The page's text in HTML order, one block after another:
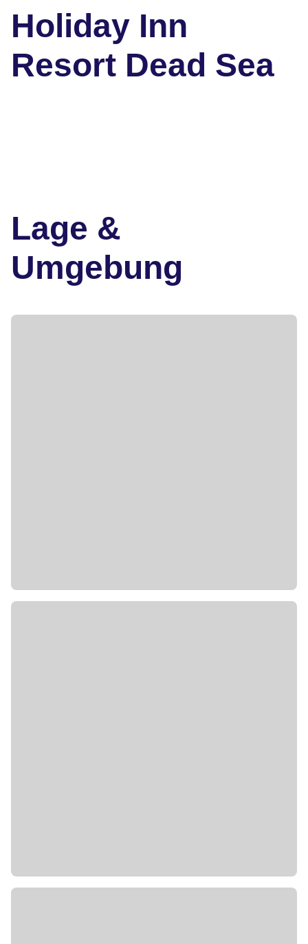
Holiday Inn
Resort Dead Sea
Lage &
Umgebung